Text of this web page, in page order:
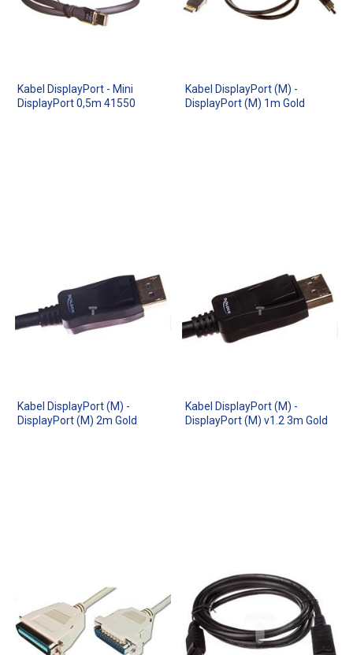
Kabel DisplayPort - Mini
DisplayPort 0,5m 41550
Kabel DisplayPort (M) -
DisplayPort (M) 1m Gold
Kabel DisplayPort (M) -
DisplayPort (M) 2m Gold
Kabel DisplayPort (M) -
DisplayPort (M) v1.2 3m Gold